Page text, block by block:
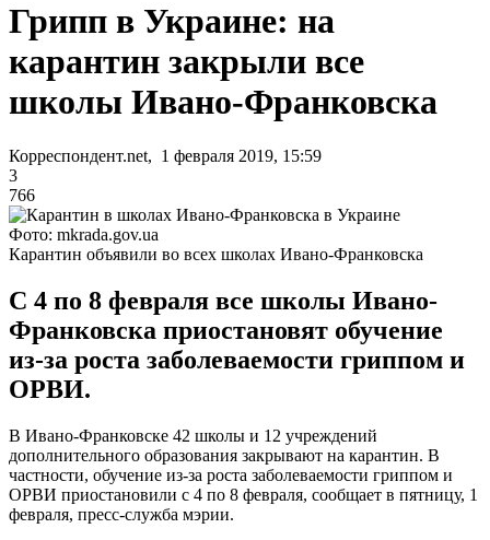
Грипп в Украине: на
карантин закрыли все
школы Ивано-Франковска
Корреспондент.net, 1 февраля 2019, 15:59
3
766
Фото: mkrada.gov.ua
Карантин объявили во всех школах Ивано-Франковска
С 4 по 8 февраля все школы Ивано-
Франковска приостановят обучение
из-за роста заболеваемости гриппом и
ОРВИ.
В Ивано-Франковске 42 школы и 12 учреждений
дополнительного образования закрывают на карантин. В
частности, обучение из-за роста заболеваемости гриппом и
ОРВИ приостановили с 4 по 8 февраля, сообщает в пятницу, 1
февраля, пресс-служба мэрии.